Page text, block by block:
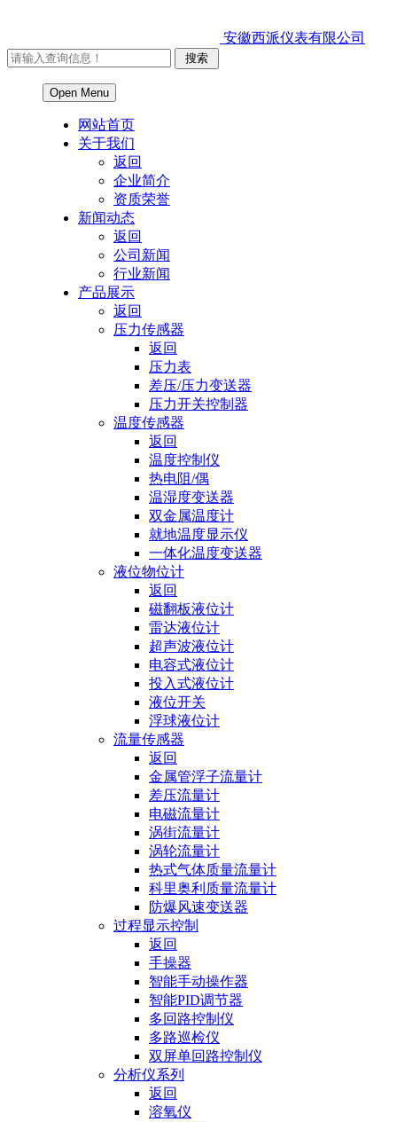
安徽西派仪表有限公司
Open Menu
网站首页
关于我们
返回
企业简介
资质荣誉
新闻动态
返回
公司新闻
行业新闻
产品展示
返回
压力传感器
返回
压力表
差压/压力变送器
压力开关控制器
温度传感器
返回
温度控制仪
热电阻/偶
温湿度变送器
双金属温度计
就地温度显示仪
一体化温度变送器
液位物位计
返回
磁翻板液位计
雷达液位计
超声波液位计
电容式液位计
投入式液位计
液位开关
浮球液位计
流量传感器
返回
金属管浮子流量计
差压流量计
电磁流量计
涡街流量计
涡轮流量计
热式气体质量流量计
科里奥利质量流量计
防爆风速变送器
过程显示控制
返回
手操器
智能手动操作器
智能PID调节器
多回路控制仪
多路巡检仪
双屏单回路控制仪
分析仪系列
返回
溶氧仪